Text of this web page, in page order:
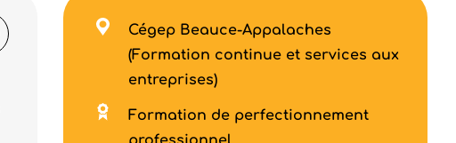
Cégep Beauce-Appalaches
(Formation continue et services aux
entreprises)
Formation de perfectionnement